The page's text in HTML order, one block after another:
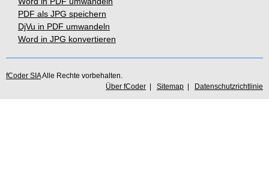
PDF als JPG speichern
DjVu in PDF umwandeln
Word in JPG konvertieren
fCoder SIAAlle Rechte vorbehalten.
Über fCoder
Sitemap Datenschutzrichtlinie